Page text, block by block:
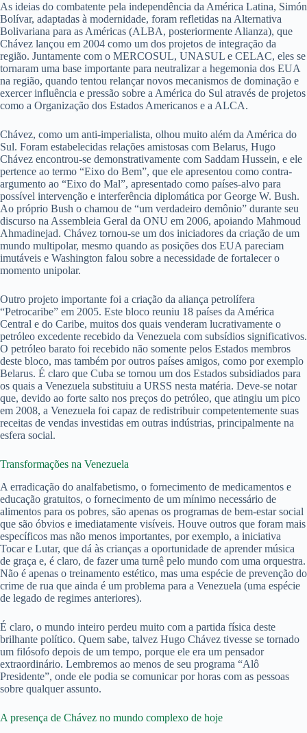
As ideias do combatente pela independência da América Latina, Simón
Bolívar, adaptadas à modernidade, foram refletidas na Alternativa
Bolivariana para as Américas (ALBA, posteriormente Alianza), que
Chávez lançou em 2004 como um dos projetos de integração da
região. Juntamente com o MERCOSUL, UNASUL e CELAC, eles se
tornaram uma base importante para neutralizar a hegemonia dos EUA
na região, quando tentou relançar novos mecanismos de dominação e
exercer influência e pressão sobre a América do Sul através de projetos
como a Organização dos Estados Americanos e a ALCA.
Chávez, como um anti-imperialista, olhou muito além da América do
Sul. Foram estabelecidas relações amistosas com Belarus, Hugo
Chávez encontrou-se demonstrativamente com Saddam Hussein, e ele
pertence ao termo “Eixo do Bem”, que ele apresentou como contra-
argumento ao “Eixo do Mal”, apresentado como países-alvo para
possível intervenção e interferência diplomática por George W. Bush.
Ao próprio Bush o chamou de “um verdadeiro demônio” durante seu
discurso na Assembleia Geral da ONU em 2006, apoiando Mahmoud
Ahmadinejad. Chávez tornou-se um dos iniciadores da criação de um
mundo multipolar, mesmo quando as posições dos EUA pareciam
imutáveis e Washington falou sobre a necessidade de fortalecer o
momento unipolar.
Outro projeto importante foi a criação da aliança petrolífera
“Petrocaribe” em 2005. Este bloco reuniu 18 países da América
Central e do Caribe, muitos dos quais venderam lucrativamente o
petróleo excedente recebido da Venezuela com subsídios significativos.
O petróleo barato foi recebido não somente pelos Estados membros
deste bloco, mas também por outros países amigos, como por exemplo
Belarus. É claro que Cuba se tornou um dos Estados subsidiados para
os quais a Venezuela substituiu a URSS nesta matéria. Deve-se notar
que, devido ao forte salto nos preços do petróleo, que atingiu um pico
em 2008, a Venezuela foi capaz de redistribuir competentemente suas
receitas de vendas investidas em outras indústrias, principalmente na
esfera social.
Transformações na Venezuela
A erradicação do analfabetismo, o fornecimento de medicamentos e
educação gratuitos, o fornecimento de um mínimo necessário de
alimentos para os pobres, são apenas os programas de bem-estar social
que são óbvios e imediatamente visíveis. Houve outros que foram mais
específicos mas não menos importantes, por exemplo, a iniciativa
Tocar e Lutar, que dá às crianças a oportunidade de aprender música
de graça e, é claro, de fazer uma turnê pelo mundo com uma orquestra.
Não é apenas o treinamento estético, mas uma espécie de prevenção do
crime de rua que ainda é um problema para a Venezuela (uma espécie
de legado de regimes anteriores).
É claro, o mundo inteiro perdeu muito com a partida física deste
brilhante político. Quem sabe, talvez Hugo Chávez tivesse se tornado
um filósofo depois de um tempo, porque ele era um pensador
extraordinário. Lembremos ao menos de seu programa “Alô
Presidente”, onde ele podia se comunicar por horas com as pessoas
sobre qualquer assunto.
A presença de Chávez no mundo complexo de hoje